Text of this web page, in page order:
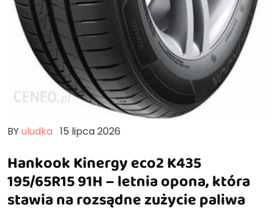
BYuludka 15 lipca 2026
Hankook Kinergy eco2 K435
195/65R15 91H – letnia opona, która
stawia na rozsądne zużycie paliwa